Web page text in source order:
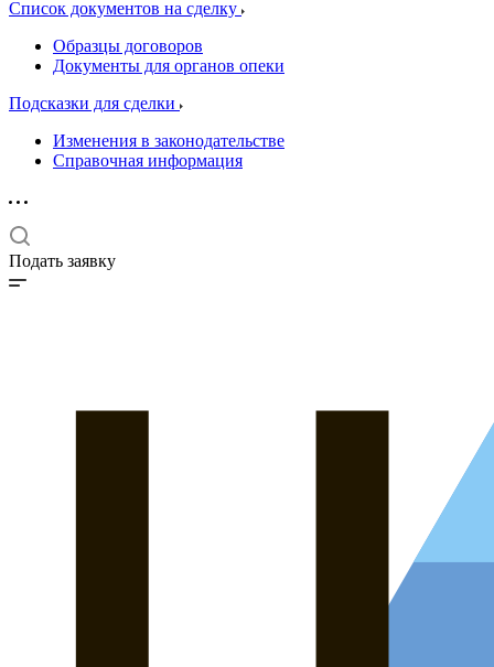
Список документов на сделку
Образцы договоров
Документы для органов опеки
Подсказки для сделки
Изменения в законодательстве
Справочная информация
Подать заявку